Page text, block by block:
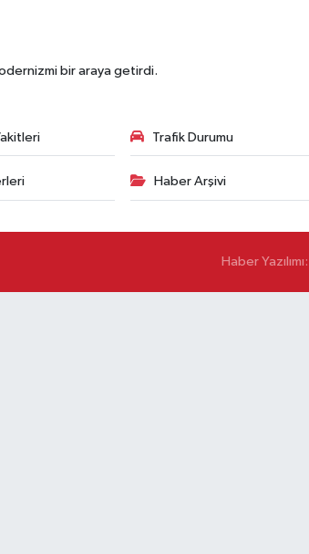
bir araya getirdi.
Trafik Durumu
Haber Arşivi
Haber Yazılımı: